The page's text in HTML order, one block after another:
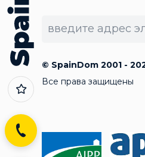
© SpainDom 2001 -
Все права защищены